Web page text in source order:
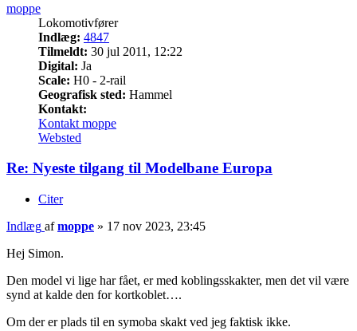
moppe
Lokomotivfører
Indlæg: 4847
Tilmeldt: 30 jul 2011, 12:22
Digital: Ja
Scale: H0 - 2-rail
Geografisk sted: Hammel
Kontakt:
Kontakt moppe
Websted
Re: Nyeste tilgang til Modelbane Europa
Citer
Indlæg afmoppe » 17 nov 2023, 23:45
Hej Simon.
Den model vi lige har fået, er med koblingsskakter, men det vil være
synd at kalde den for kortkoblet….
Om der er plads til en symoba skakt ved jeg faktisk ikke.